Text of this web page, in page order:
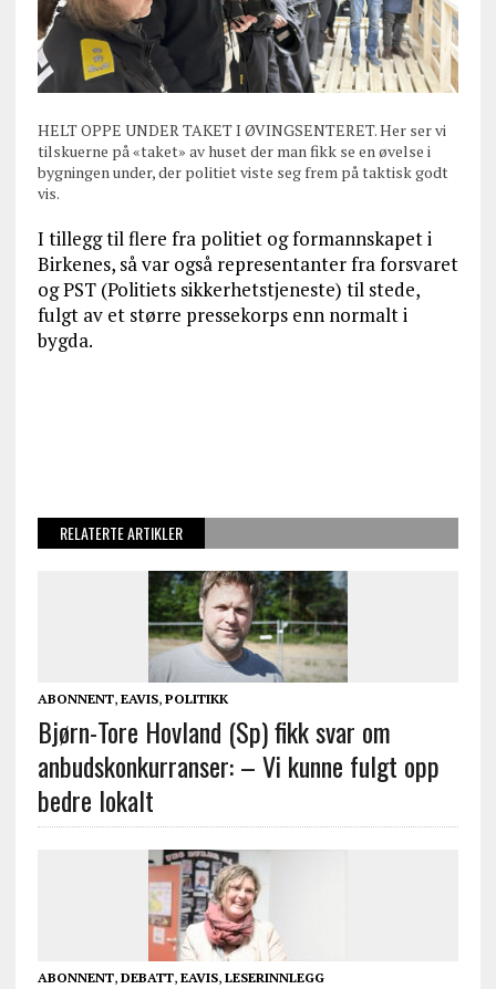
HELT OPPE UNDER TAKET I ØVINGSENTERET. Her ser vi
tilskuerne på «taket» av huset der man fikk se en øvelse i
bygningen under, der politiet viste seg frem på taktisk godt
vis.
I tillegg til flere fra politiet og formannskapet i
Birkenes, så var også representanter fra forsvaret
og PST (Politiets sikkerhetstjeneste) til stede,
fulgt av et større pressekorps enn normalt i
bygda.
RELATERTE ARTIKLER
ABONNENT, EAVIS, POLITIKK
Bjørn-Tore Hovland (Sp) fikk svar om
anbudskonkurranser: – Vi kunne fulgt opp
bedre lokalt
ABONNENT, DEBATT, EAVIS, LESERINNLEGG